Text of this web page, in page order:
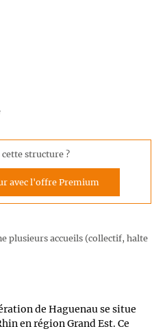
cette structure ?
avec l'offre Premium
plusieurs accueils (collectif, halte
de Haguenau se situe
en région Grand Est. Ce